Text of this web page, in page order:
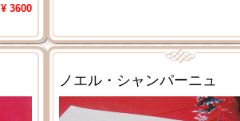
¥ 3600
ノエル・シャンパーニュ